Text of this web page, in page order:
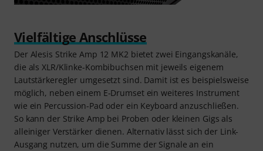
Vielfältige Anschlüsse
Der Alesis Strike Amp 12 MK2 bietet zwei Eingangskanäle,
die als XLR/Klinke-Kombibuchsen mit jeweils eigenem
Lautstärkeregler umgesetzt sind. Damit ist es beispielsweise
möglich, neben einem E-Drumset ein weiteres Instrument
wie ein Percussion-Pad oder ein Keyboard anzuschließen.
So kann der Strike Amp bei Proben oder kleinen Gigs als
alleiniger Verstärker dienen. Alternativ lässt sich der Link-
Ausgang nutzen, um die Summe der Signale an ein